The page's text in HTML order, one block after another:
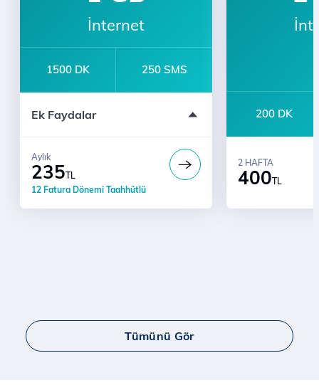
İnternet
1500 DK 250 SMS
Ek Faydalar
e-dergi
12 Fatura Dönemi Taahhütlü
235TL
Aylık
200 DK
400TL
2 HAFTA
Tümünü Gör